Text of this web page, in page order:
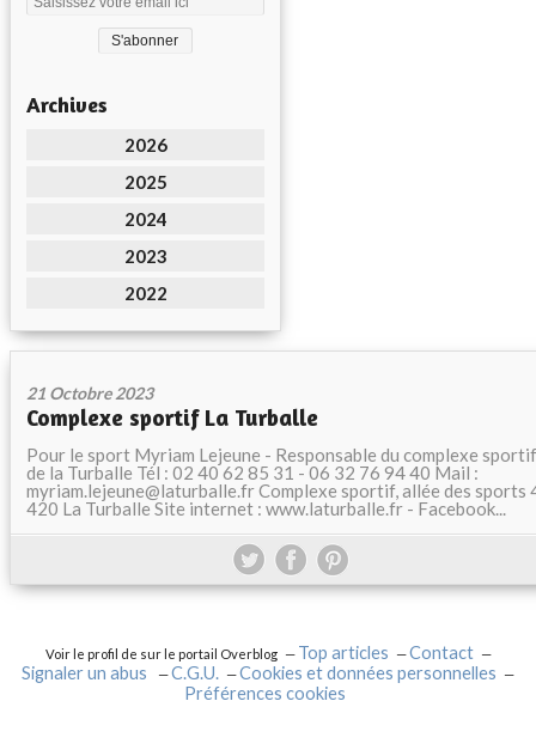
Archives
2026
2025
2024
2023
2022
21 Octobre 2023
Complexe sportif La Turballe
Pour le sport Myriam Lejeune - Responsable du complexe sportif
de la Turballe Tél : 02 40 62 85 31 - 06 32 76 94 40 Mail :
myriam.lejeune@laturballe.fr Complexe sportif, allée des sports
420 La Turballe Site internet : www.laturballe.fr - Facebook...
Voir le profil de sur le portail Overblog Top articles
Contact
Signaler un abus
C.G.U.
Cookies et données personnelles
Préférences cookies